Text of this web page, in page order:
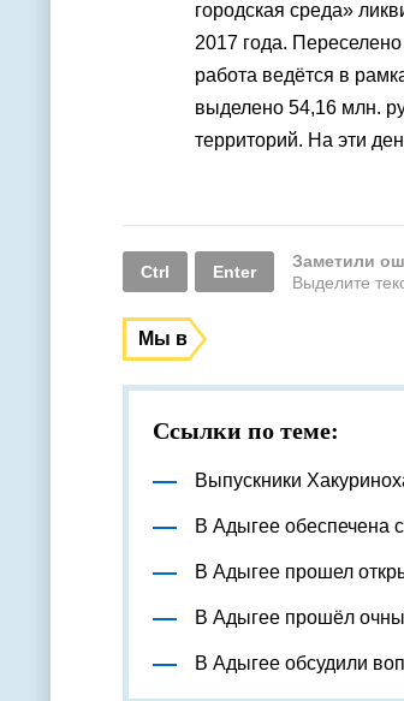
городская среда»
2017 года.
работа ведётся в
выделено 54,16 млн.
территорий. На эти
Ctrl Enter
Заметили ош
Выделите
Мы в
Ссылки по теме:
Выпускники
В Адыгее обеспечена
В Адыгее прошел
В Адыгее прошёл
В Адыгее обсудили